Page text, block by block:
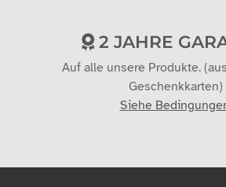
2 JAHRE
Auf alle unsere Produkte.
Geschenkkarten)
Siehe